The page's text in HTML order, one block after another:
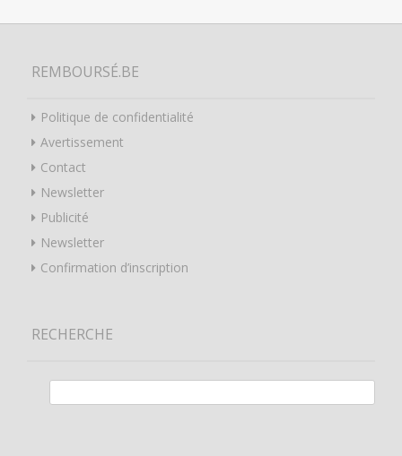
REMBOURSÉ.BE
Politique de confidentialité
Avertissement
Contact
Newsletter
Publicité
Newsletter
Confirmation d’inscription
RECHERCHE